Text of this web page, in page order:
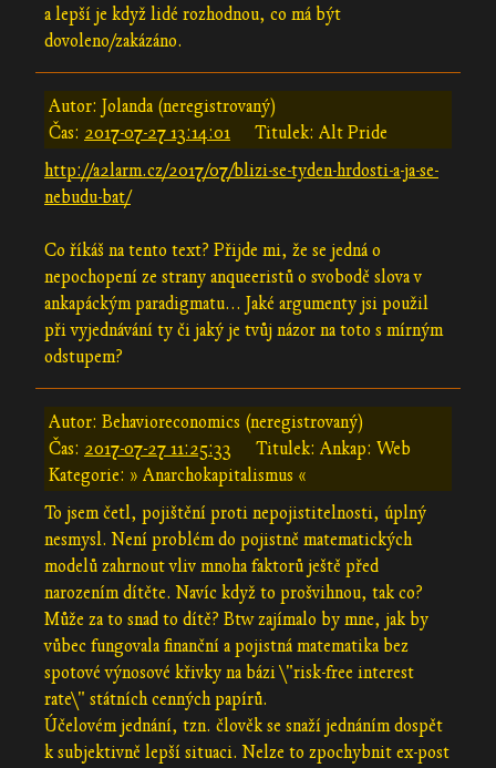
a lepší je když lidé rozhodnou, co má být
dovoleno/zakázáno.
Autor: Jolanda (neregistrovaný)
Čas: 2017-07-27 13:14:01
Titulek: Alt Pride
http://a2larm.cz/2017/07/blizi-se-tyden-hrdosti-a-ja-se-
nebudu-bat/
Co říkáš na tento text? Přijde mi, že se jedná o
nepochopení ze strany anqueeristů o svobodě slova v
ankapáckým paradigmatu... Jaké argumenty jsi použil
při vyjednávání ty či jaký je tvůj názor na toto s mírným
odstupem?
Autor: Behavioreconomics (neregistrovaný)
Čas: 2017-07-27 11:25:33
Titulek: Ankap: Web
Kategorie: » Anarchokapitalismus «
To jsem četl, pojištění proti nepojistitelnosti, úplný
nesmysl. Není problém do pojistně matematických
modelů zahrnout vliv mnoha faktorů ještě před
narozením dítěte. Navíc když to prošvihnou, tak co?
Může za to snad to dítě? Btw zajímalo by mne, jak by
vůbec fungovala finanční a pojistná matematika bez
spotové výnosové křivky na bázi \"risk-free interest
rate\" státních cenných papírů.
Účelovém jednání, tzn. člověk se snaží jednáním dospět
k subjektivně lepší situaci. Nelze to zpochybnit ex-post